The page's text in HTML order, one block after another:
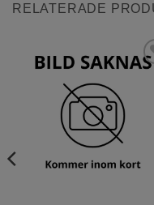
samlade i
Från september till
frukter.
Skötsel:
Vintertry
alla typer av jord.
läge. Den kräver
RELATERADE